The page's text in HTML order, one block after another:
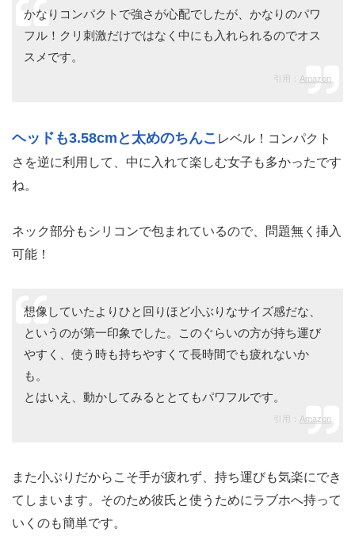
かなりコンパクトで強さが心配でしたが、かなりのパワ
フル！クリ刺激だけではなく中にも入れられるのでオス
スメです。
引用： Amazon
ヘッドも3.58cmと太めのちんこ レベル！コンパクト
さを逆に利用して、中に入れて楽しむ女子も多かったです
ね。
ネック部分もシリコンで包まれているので、問題無く挿入
可能！
想像していたよりひと回りほど小ぶりなサイズ感だな、
というのが第一印象でした。このぐらいの方が持ち運び
やすく、使う時も持ちやすくて長時間でも疲れないか
も。
とはいえ、動かしてみるととてもパワフルです。
引用： Amazon
また小ぶりだからこそ手が疲れず、持ち運びも気楽にでき
てしまいます。そのため彼氏と使うためにラブホへ持って
いくのも簡単です。